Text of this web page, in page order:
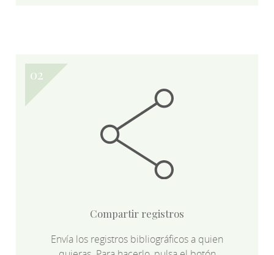
Compartir registros
Envía los registros bibliográficos a quien